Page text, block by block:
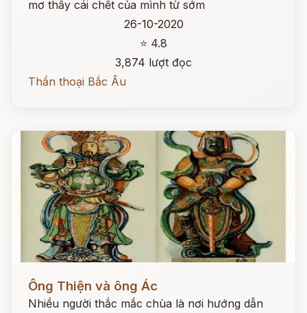
mơ thấy cái chết của mình từ sớm
26-10-2020
⭐ 4.8
3,874 lượt đọc
Thần thoại Bắc Âu
Đọc ngay
Ông Thiện và ông Ác
Nhiều người thắc mắc chùa là nơi hướng dẫn